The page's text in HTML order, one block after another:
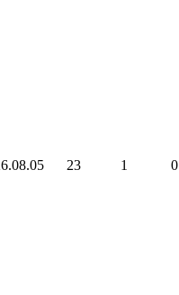
23 1 0